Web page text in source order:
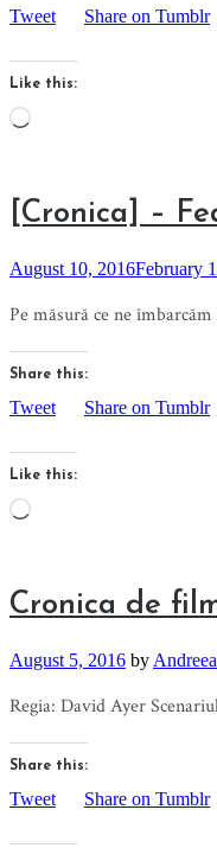
Tweet Share on Tumblr
Like this:
Loading…
[Cronica] –
August 10, 2016February
Pe măsură ce ne
Share this:
Tweet Share on Tumblr
Like this:
Loading…
Cronica de
August 5, 2016 by
Regia: David Ayer
Share this:
Tweet Share on Tumblr